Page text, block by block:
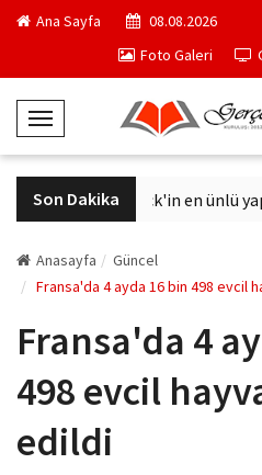
Ana Sayfa
08.08.2026
Foto Galeri
T
o
g
g
e
N
v
g
t
Son Dakika
Philip K. Dick'in en ünlü
Anasayfa
Güncel
Fransa'da 4 ayda 16 bin 498 evcil
Fransa'da 4
498 evcil
edildi